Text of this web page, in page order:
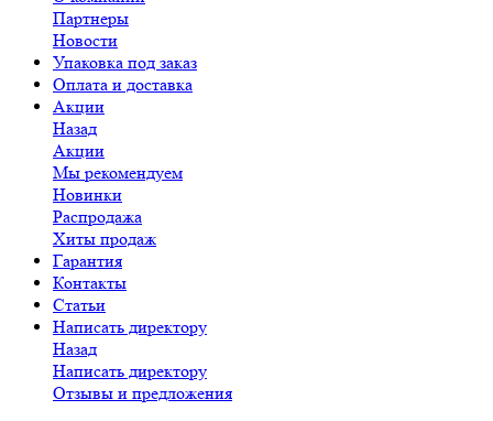
Партнеры
Новости
Упаковка под заказ
Оплата и доставка
Акции
Назад
Акции
Мы рекомендуем
Новинки
Распродажа
Хиты продаж
Гарантия
Контакты
Статьи
Написать директору
Назад
Написать директору
Отзывы и предложения